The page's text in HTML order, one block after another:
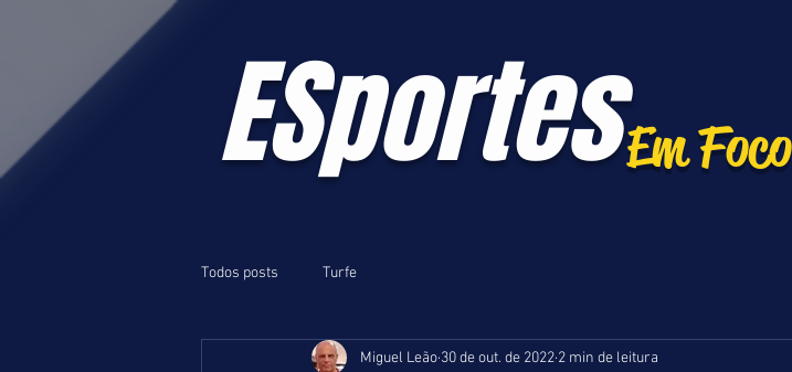
ESportesEm Foco
Todos posts Turfe
Miguel Leão 30 de out. de 2022 2 min de leitura